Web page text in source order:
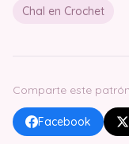
Chal en Crochet
Comparte este patrón
Facebook